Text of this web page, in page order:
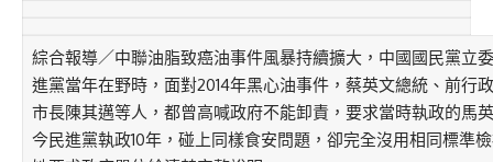
綜合報導／中聯油脂致癌油事件風暴持續擴大，中國國民黨立
進黨當年在野時，面對2014年黑心油事件，蔡英文總統、前行
市長陳其邁等人，都曾高喊政府不能卸責，要求當時執政的馬
今民進黨執政10年，碰上同樣食安問題，卻完全沒用相同標準